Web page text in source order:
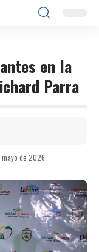
en la
Parra
mayo de 2026